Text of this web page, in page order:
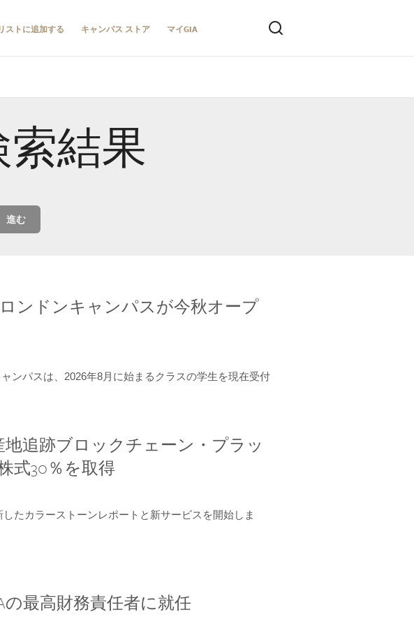
ストに追加する キャンパス ストア マイGIA
結果
進む
ンドンキャンパスが今秋オープ
ンパスは、2026年8月に始まるクラスの学生を現在受付
追跡ブロックチェーン・プラッ
式30％を取得
たカラーストーンレポートと新サービスを開始しま
最高財務責任者に就任